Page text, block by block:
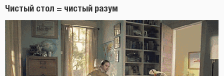
Чистый стол = чистый разум